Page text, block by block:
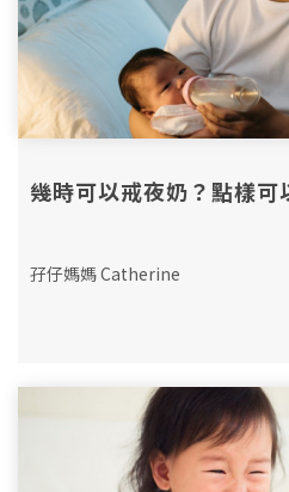
幾時可以戒夜奶？點樣可
孖仔媽媽 Catherine